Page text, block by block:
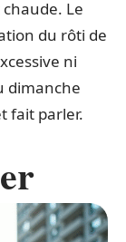
Le
du rôti de
ni
dimanche
fait parler.